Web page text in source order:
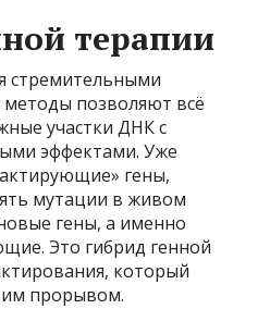
терапии
стремительными
позволяют всё
участки ДНК с
эффектами. Уже
гены,
мутации в живом
гены, а именно
Это гибрид генной
который
прорывом.